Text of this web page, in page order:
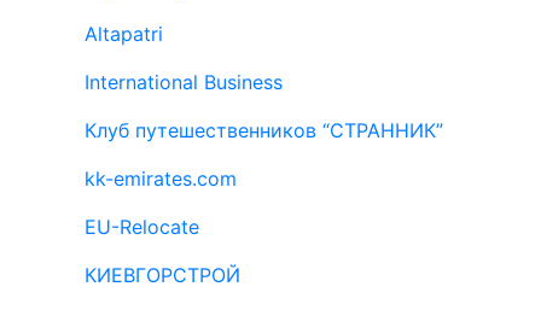
Altapatri
International Business
Клуб путешественников “СТРАННИК”
kk-emirates.com
EU-Relocate
КИЕВГОРСТРОЙ